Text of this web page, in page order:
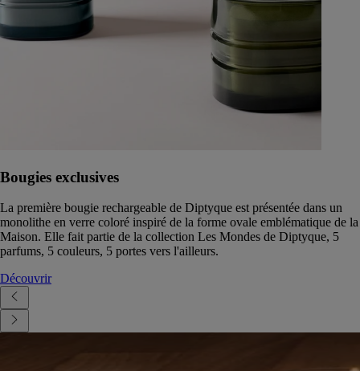
Bougies exclusives
La première bougie rechargeable de Diptyque est présentée dans un
monolithe en verre coloré inspiré de la forme ovale emblématique de la
Maison. Elle fait partie de la collection Les Mondes de Diptyque, 5
parfums, 5 couleurs, 5 portes vers l'ailleurs.
Découvrir